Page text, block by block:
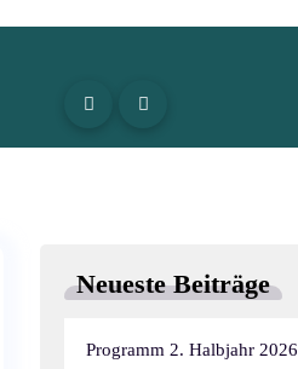
Neueste Beiträge
Programm 2. Halbjahr 2026